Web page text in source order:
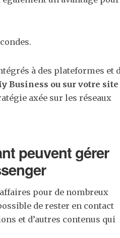
à des plateformes et
Business ou sur votre site
axée sur les réseaux
peuvent gérer
pour de nombreux
de rester en contact
et d’autres contenus qui